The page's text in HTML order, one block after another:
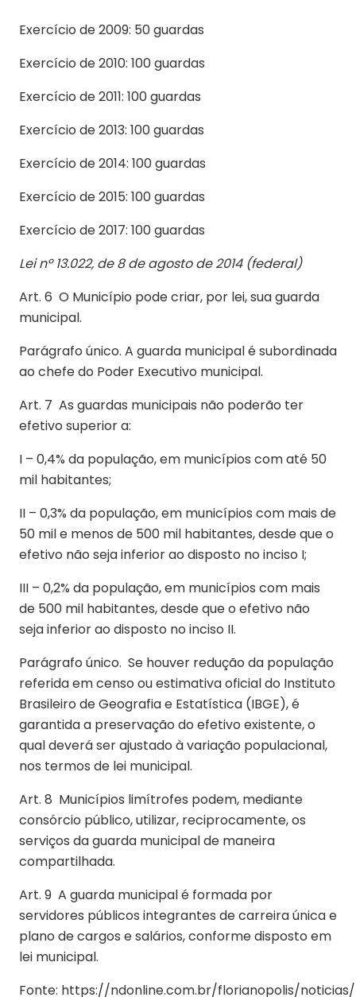
Exercício de 2009: 50 guardas
Exercício de 2010: 100 guardas
Exercício de 2011: 100 guardas
Exercício de 2013: 100 guardas
Exercício de 2014: 100 guardas
Exercício de 2015: 100 guardas
Exercício de 2017: 100 guardas
Lei nº 13.022, de 8 de agosto de 2014 (federal)
Art. 6 O Município pode criar, por lei, sua guarda
municipal.
Parágrafo único. A guarda municipal é subordinada
ao chefe do Poder Executivo municipal.
Art. 7 As guardas municipais não poderão ter
efetivo superior a:
I – 0,4% da população, em municípios com até 50
mil habitantes;
II – 0,3% da população, em municípios com mais de
50 mil e menos de 500 mil habitantes, desde que o
efetivo não seja inferior ao disposto no inciso I;
III – 0,2% da população, em municípios com mais
de 500 mil habitantes, desde que o efetivo não
seja inferior ao disposto no inciso II.
Parágrafo único. Se houver redução da população
referida em censo ou estimativa oficial do Instituto
Brasileiro de Geografia e Estatística (IBGE), é
garantida a preservação do efetivo existente, o
qual deverá ser ajustado à variação populacional,
nos termos de lei municipal.
Art. 8 Municípios limítrofes podem, mediante
consórcio público, utilizar, reciprocamente, os
serviços da guarda municipal de maneira
compartilhada.
Art. 9 A guarda municipal é formada por
servidores públicos integrantes de carreira única e
plano de cargos e salários, conforme disposto em
lei municipal.
Fonte: https://ndonline.com.br/florianopolis/